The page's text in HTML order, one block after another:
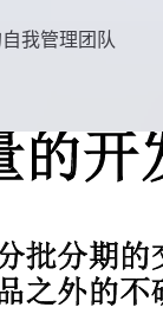
我管理团队